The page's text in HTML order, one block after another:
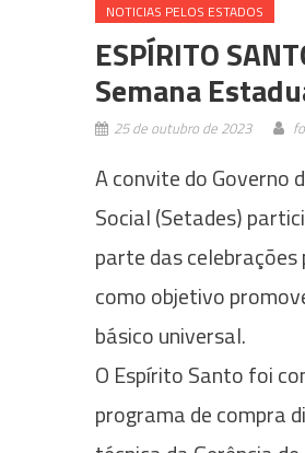
NOTICIAS PELOS ESTADOS
ESPÍRITO
Semana
25 de outubro de 2023
A convite do Governo
Social (Setades)
parte das
como objetivo
básico universal.
O Espírito Santo foi
programa de compra